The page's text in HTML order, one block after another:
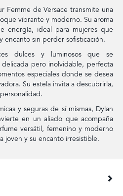
Femme de Versace transmite una
vibrante y moderno. Su aroma
energía, ideal para mujeres que
encanto sin perder sofisticación.
dulces y luminosos que se
pero inolvidable, perfecta
especiales donde se desea
Su estela invita a descubrirla,
y seguras de sí mismas, Dylan
en un aliado que acompaña
versátil, femenino y moderno
joven y su encanto irresistible.